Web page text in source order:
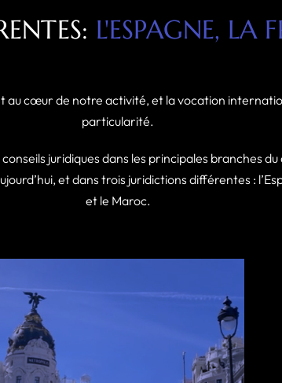
L'ESPAGNE, LA
au cœur de notre activité, et la vocation
particularité.
juridiques dans les principales branches
et dans trois juridictions différentes :
et le Maroc.